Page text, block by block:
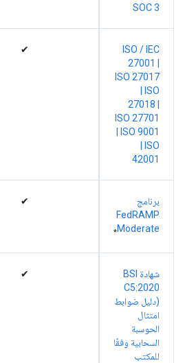
‫SOC 3
ISO / IEC
27001
ISO 27017
ISO
27018 |
ISO 27701
ISO 9001
ISO
42001
✔
برنامج
FedRAMP
Moderate
*
✔
شهادة BSI
C5:2020
(دليل ضوابط
امتثال
الحوسبة
السحابية وفقًا
للمكتب
✔